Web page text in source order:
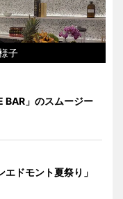
子
BAR」のスムージー
エドモント夏祭り」